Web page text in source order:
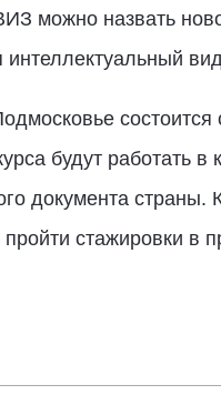
можно назвать
будут работать
документа
стажировки в